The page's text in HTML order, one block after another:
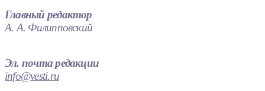
Главный редактор
А. А. Филипповский
Эл. почта редакции
info@vesti.ru